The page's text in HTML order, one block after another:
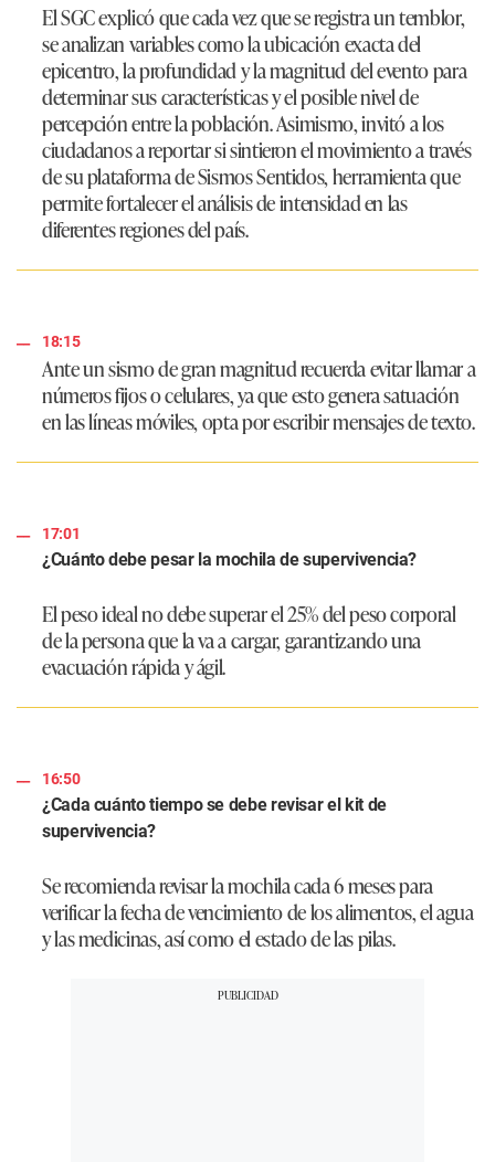
El SGC explicó que cada vez que se registra un temblor,
se analizan variables como la ubicación exacta del
epicentro, la profundidad y la magnitud del evento para
determinar sus características y el posible nivel de
percepción entre la población. Asimismo, invitó a los
ciudadanos a reportar si sintieron el movimiento a través
de su plataforma de Sismos Sentidos, herramienta que
permite fortalecer el análisis de intensidad en las
diferentes regiones del país.
18:15
Ante un sismo de gran magnitud recuerda evitar llamar a
números fijos o celulares, ya que esto genera satuación
en las líneas móviles, opta por escribir mensajes de texto.
17:01
¿Cuánto debe pesar la mochila de supervivencia?
El peso ideal no debe superar el 25% del peso corporal
de la persona que la va a cargar, garantizando una
evacuación rápida y ágil.
16:50
¿Cada cuánto tiempo se debe revisar el kit de
supervivencia?
Se recomienda revisar la mochila cada 6 meses para
verificar la fecha de vencimiento de los alimentos, el agua
y las medicinas, así como el estado de las pilas.